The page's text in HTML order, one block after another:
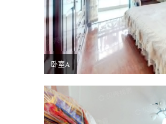
卧室A